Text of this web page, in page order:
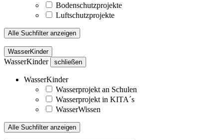
Bodenschutzprojekte
Luftschutzprojekte
Alle Suchfilter anzeigen
WasserKinder
WasserKinder schließen
WasserKinder
Wasserprojekt an Schulen
Wasserprojekt in KITA´s
WasserWissen
Alle Suchfilter anzeigen